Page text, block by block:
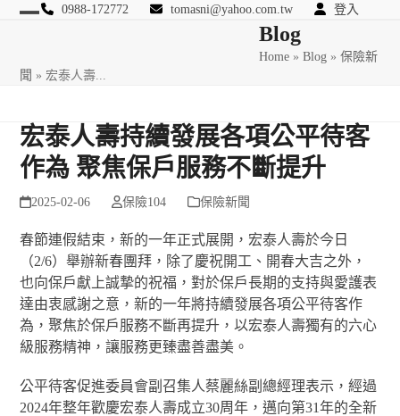
Skip
0988-172772 tomasni@yahoo.com.tw 登入
匯豐國際風險管理顧問Blog
Home »Blog »保險新
聞 » 宏泰人壽...
宏泰人壽持續發展各項公平待客
作為 聚焦保戶服務不斷提升
2025-02-06 保險104 保險新聞
春節連假結束，新的一年正式展開，宏泰人壽於今日
（2/6）舉辦新春團拜，除了慶祝開工、開春大吉之外，
也向保戶獻上誠摯的祝福，對於保戶長期的支持與愛護表
達由衷感謝之意，新的一年將持續發展各項公平待客作
為，聚焦於保戶服務不斷再提升，以宏泰人壽獨有的六心
級服務精神，讓服務更臻盡善盡美。
公平待客促進委員會副召集人蔡麗絲副總經理表示，經過
2024年整年歡慶宏泰人壽成立30周年，邁向第31年的全新